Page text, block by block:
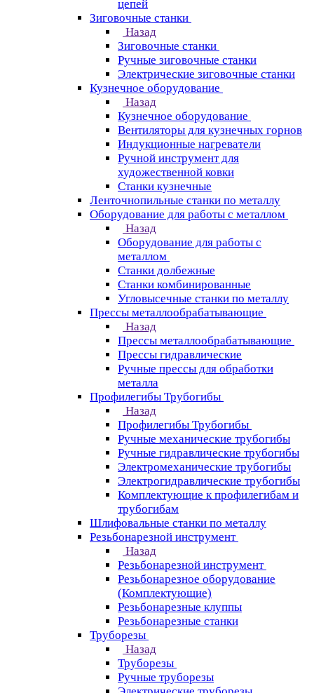
цепей
Зиговочные станки
Назад
Зиговочные станки
Ручные зиговочные станки
Электрические зиговочные станки
Кузнечное оборудование
Назад
Кузнечное оборудование
Вентиляторы для кузнечных горнов
Индукционные нагреватели
Ручной инструмент для
художественной ковки
Станки кузнечные
Ленточнопильные станки по металлу
Оборудование для работы с металлом
Назад
Оборудование для работы с
металлом
Станки долбежные
Станки комбинированные
Угловысечные станки по металлу
Прессы металлообрабатывающие
Назад
Прессы металлообрабатывающие
Прессы гидравлические
Ручные прессы для обработки
металла
Профилегибы Трубогибы
Назад
Профилегибы Трубогибы
Ручные механические трубогибы
Ручные гидравлические трубогибы
Электромеханические трубогибы
Электрогидравлические трубогибы
Комплектующие к профилегибам и
трубогибам
Шлифовальные станки по металлу
Резьбонарезной инструмент
Назад
Резьбонарезной инструмент
Резьбонарезное оборудование
(Комплектующие)
Резьбонарезные клуппы
Резьбонарезные станки
Труборезы
Назад
Труборезы
Ручные труборезы